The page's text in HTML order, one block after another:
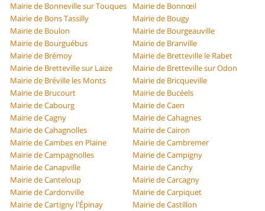
Mairie de Bonneville sur Touques
Mairie de Bonnœil
Mairie de Bons Tassilly
Mairie de Bougy
Mairie de Boulon
Mairie de Bourgeauville
Mairie de Bourguébus
Mairie de Branville
Mairie de Brémoy
Mairie de Bretteville le Rabet
Mairie de Bretteville sur Laize
Mairie de Bretteville sur Odon
Mairie de Bréville les Monts
Mairie de Bricqueville
Mairie de Brucourt
Mairie de Bucéels
Mairie de Cabourg
Mairie de Caen
Mairie de Cagny
Mairie de Cahagnes
Mairie de Cahagnolles
Mairie de Cairon
Mairie de Cambes en Plaine
Mairie de Cambremer
Mairie de Campagnolles
Mairie de Campigny
Mairie de Canapville
Mairie de Canchy
Mairie de Canteloup
Mairie de Carcagny
Mairie de Cardonville
Mairie de Carpiquet
Mairie de Cartigny l'Épinay
Mairie de Castillon